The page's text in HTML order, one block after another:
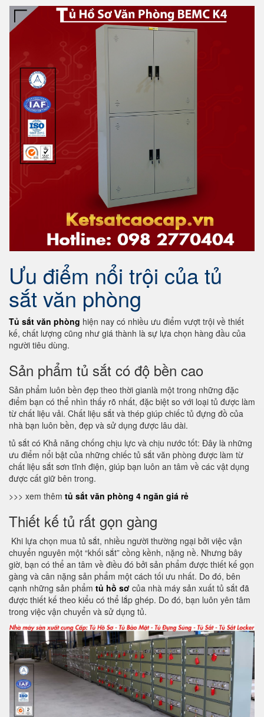
Ưu điểm nổi trội của tủ
sắt văn phòng
Tủ sắt văn phòng hiện nay có nhiều ưu điểm vượt trội về thiết
kế, chất lượng cũng như giá thành là sự lựa chọn hàng đầu của
người tiêu dùng.
Sản phẩm tủ sắt có độ bền cao
Sản phẩm luôn bền đẹp theo thời gianlà một trong những đặc
điểm bạn có thể nhìn thấy rõ nhất, đặc biệt so với loại tủ được làm
từ chất liệu vải. Chất liệu sắt và thép giúp chiếc tủ đựng đồ của
nhà bạn luôn bền, đẹp và sử dụng được lâu dài.
tủ sắt có Khả năng chống chịu lực và chịu nước tốt: Đây là những
ưu điểm nổi bật của những chiếc tủ sắt văn phòng được làm từ
chất liệu sắt sơn tĩnh điện, giúp bạn luôn an tâm về các vật dụng
được cất giữ bên trong.
>>> xem thêm tủ sắt văn phòng 4 ngăn giá rẻ
Thiết kế tủ rất gọn gàng
Khi lựa chọn mua tủ sắt, nhiều người thường ngại bởi việc vận
chuyển nguyên một “khối sắt” cồng kềnh, nặng nề. Nhưng bây
giờ, bạn có thể an tâm về điều đó bởi sản phẩm được thiết kế gọn
gàng và cân nặng sản phẩm một cách tối ưu nhất. Do đó, bên
cạnh những sản phẩm tủ hồ sơ của nhà máy sản xuất tủ sắt đã
được thiết kế theo kiểu có thể lắp ghép. Do đó, bạn luôn yên tâm
trong việc vận chuyển và sử dụng tủ.